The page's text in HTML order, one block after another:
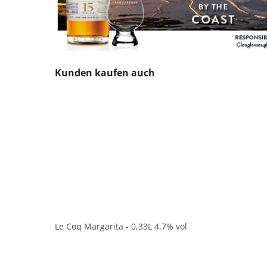
Produktgalerie überspringen
Kunden kaufen auch
Le Coq Margarita - 0,33L 4,7% vol